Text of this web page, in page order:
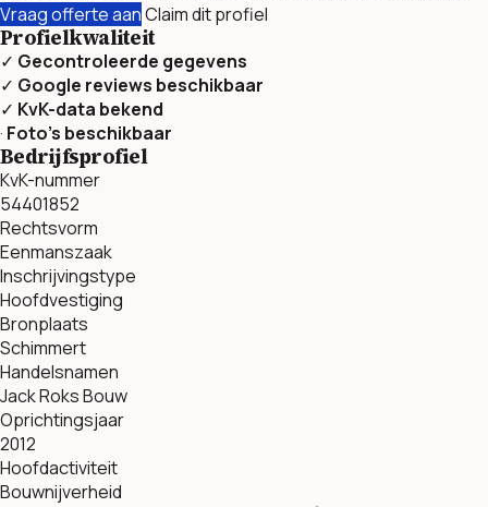
Vraag offerte aanClaim dit profiel
Profielkwaliteit
✓ Gecontroleerde gegevens
✓ Google reviews beschikbaar
✓ KvK-data bekend
· Foto’s beschikbaar
Bedrijfsprofiel
KvK-nummer
54401852
Rechtsvorm
Eenmanszaak
Inschrijvingstype
Hoofdvestiging
Bronplaats
Schimmert
Handelsnamen
Jack Roks Bouw
Oprichtingsjaar
2012
Hoofdactiviteit
Bouwnijverheid